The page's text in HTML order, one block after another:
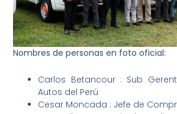
Nombres de personas en foto oficial:
Carlos Betancour : Sub
Autos del Perú
Cesar Moncada : Jefe de